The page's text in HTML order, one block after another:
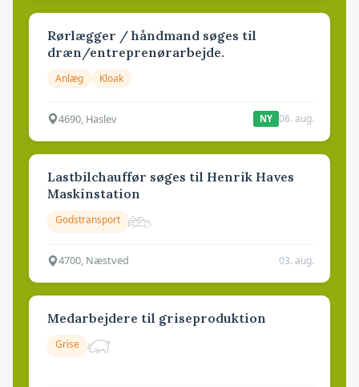
Rørlægger / håndmand søges til
dræn/entreprenørarbejde.
Anlæg Kloak
4690, Haslev NY 06. aug.
Lastbilchauffør søges til Henrik Haves
Maskinstation
Godstransport
4700, Næstved 03. aug.
Medarbejdere til griseproduktion
Grise